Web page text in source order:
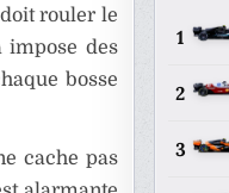
rouler le
impose des
bosse
cache pas
1
2
3